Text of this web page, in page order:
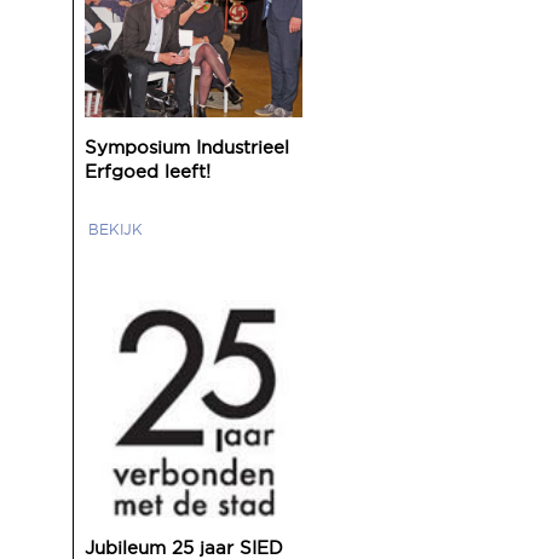
Symposium Industrieel
Erfgoed leeft!
BEKIJK
Jubileum 25 jaar SIED